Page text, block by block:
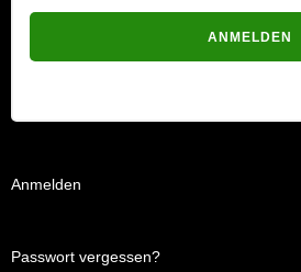
Anmelden
Passwort vergessen?